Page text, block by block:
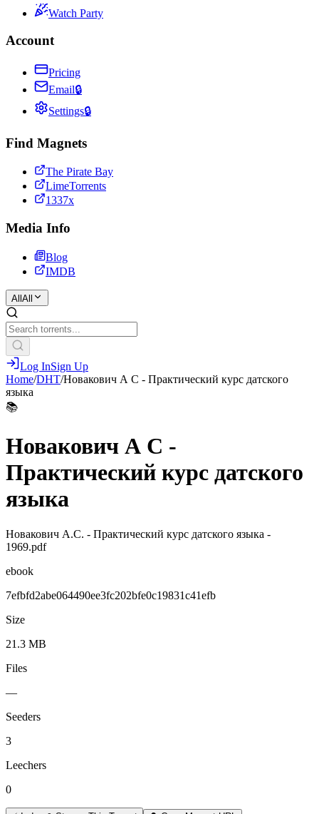
Watch Party
Account
Pricing
Email🔒
Settings🔒
Find Magnets
The Pirate Bay
LimeTorrents
1337x
Media Info
Blog
IMDB
All All
Log InSign Up
Home/DHT/Новакович А С - Практический курс датского
языка
📚
Новакович А С -
Практический курс датского
языка
Новакович А.С. - Практический курс датского языка -
1969.pdf
ebook
7efbfd2abe064490ee3fc202bfe0c19831c41efb
Size
21.3 MB
Files
—
Seeders
3
Leechers
0